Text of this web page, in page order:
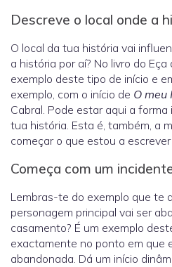
Descreve o local onde a
O local da tua história vai
a história por aí? No livro do
exemplo deste tipo de início e
exemplo, com o início de O meu
Cabral. Pode estar aqui a
tua história. Esta é, também, a
começar o que estou a
Começa com um
Lembras-te do exemplo que te
personagem principal vai ser
casamento? É um exemplo
exactamente no ponto em que
abandonada. Dá um início